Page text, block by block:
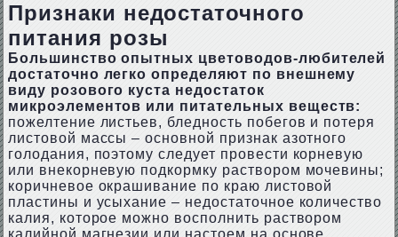
Признаки недостаточного
питания розы
Большинство опытных цветоводов-любителей
достаточно легко определяют по внешнему
виду розового куста недостаток
микроэлементов или питательных веществ:
пожелтение листьев, бледность побегов и потеря
листовой массы – основной признак азотного
голодания, поэтому следует провести корневую
или внекорневую подкормку раствором мочевины;
коричневое окрашивание по краю листовой
пластины и усыхание – недостаточное количество
калия, которое можно восполнить раствором
калийной магнезии или настоем на основе